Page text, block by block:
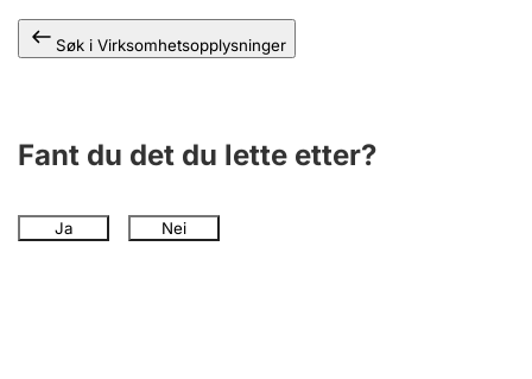
Søk i Virksomhetsopplysninger
Fant du det du lette etter?
Ja Nei